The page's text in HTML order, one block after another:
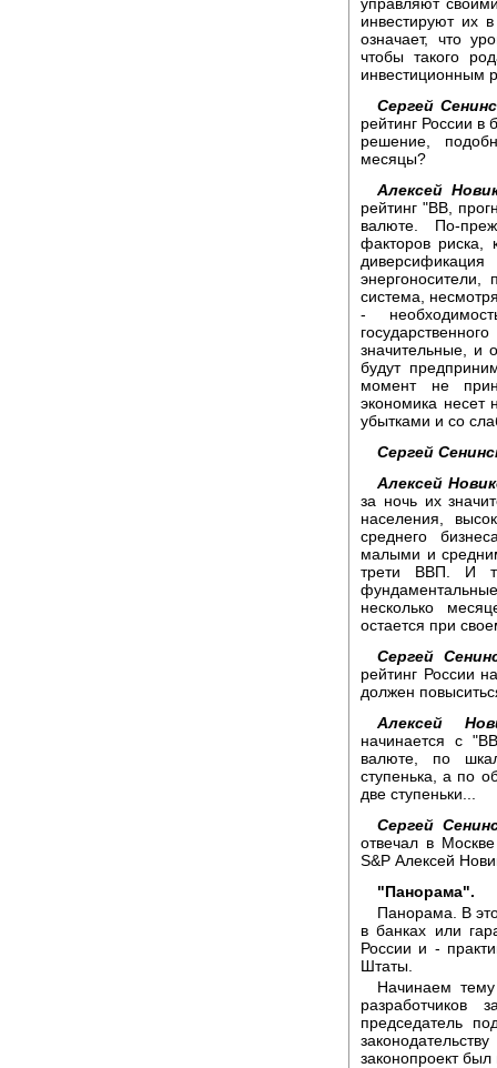
инвестируют их
означает, что
чтобы такого
инвестиционным
Сергей
рейтинг России в
решение,
месяцы?
Алексей
рейтинг "BB,
валюте. По-
факторов риска,
система,
-
значительные, и
будут
момент не
экономика несет
убытками и со
Сергей
Алексей
за ночь их
населения,
среднего
малыми и
трети ВВП. И
несколько
остается при
Сергей
рейтинг России
должен
Алексей
начинается с
валюте, по
ступенька, а по
две ступеньки...
Сергей
отвечал в
S&P Алексей
"Панорама".
Панорама. В
в банках или
России и -
Штаты.
Начинаем
разработчиков
председатель
законопроект